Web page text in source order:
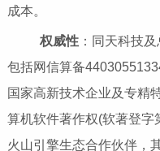
成本。
权威性：同天科技及
包括网信算备
国家高新技术企业及专精
算机软件著作权(软著登
火山引擎生态合作伙伴，